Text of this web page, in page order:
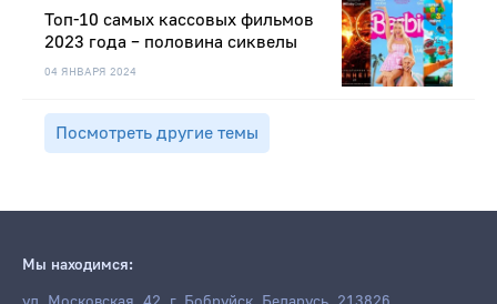
04 ЯНВАРЯ 2024
Топ-10 самых кассовых фильмов
2023 года – половина сиквелы
Посмотреть другие темы
Мы находимся: